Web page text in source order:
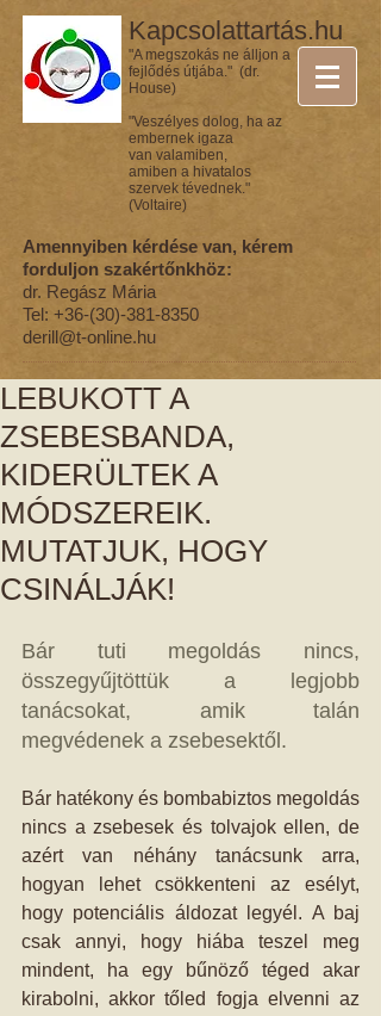
Kapcsolattartás.hu
"A megszokás ne álljon a
fejlődés útjába." (dr.
House)
"Veszélyes dolog, ha az
embernek igaza
van valamiben,
amiben a hivatalos
szervek tévednek."
(Voltaire)
Amennyiben kérdése van, kérem
forduljon szakértőnkhöz:
dr. Regász Mária
Tel: +36-(30)-381-8350
derill@t-online.hu
LEBUKOTT A
ZSEBESBANDA,
KIDERÜLTEK A
MÓDSZEREIK.
MUTATJUK, HOGY
CSINÁLJÁK!
Bár tuti megoldás nincs,
összegyűjtöttük a legjobb
tanácsokat, amik talán
megvédenek a zsebesektől.
Bár hatékony és bombabiztos megoldás
nincs a zsebesek és tolvajok ellen, de
azért van néhány tanácsunk arra,
hogyan lehet csökkenteni az esélyt,
hogy potenciális áldozat legyél. A baj
csak annyi, hogy hiába teszel meg
mindent, ha egy bűnöző téged akar
kirabolni, akkor tőled fogja elvenni az